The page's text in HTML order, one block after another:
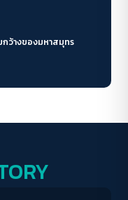
กว้างของมหาสมุทร